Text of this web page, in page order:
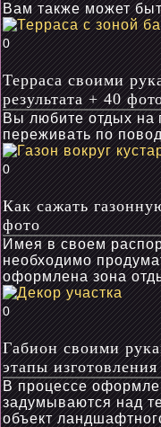
Вам также может
0
Терраса своими
результата + 40
Вы любите отдых на
переживать по
0
Как сажать
фото
Имея в своем
необходимо
оформлена зона
0
Габион своими
этапы
В процессе
задумываются над
объект